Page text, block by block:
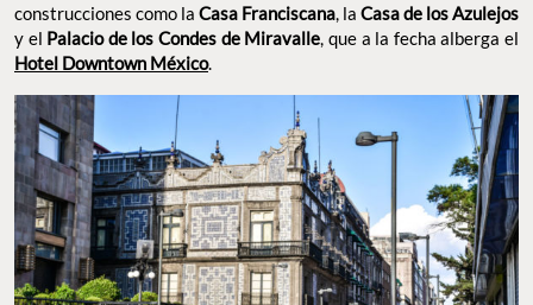
construcciones como la Casa Franciscana, la Casa de los Azulejos
y el Palacio de los Condes de Miravalle, que a la fecha alberga el
Hotel Downtown México.